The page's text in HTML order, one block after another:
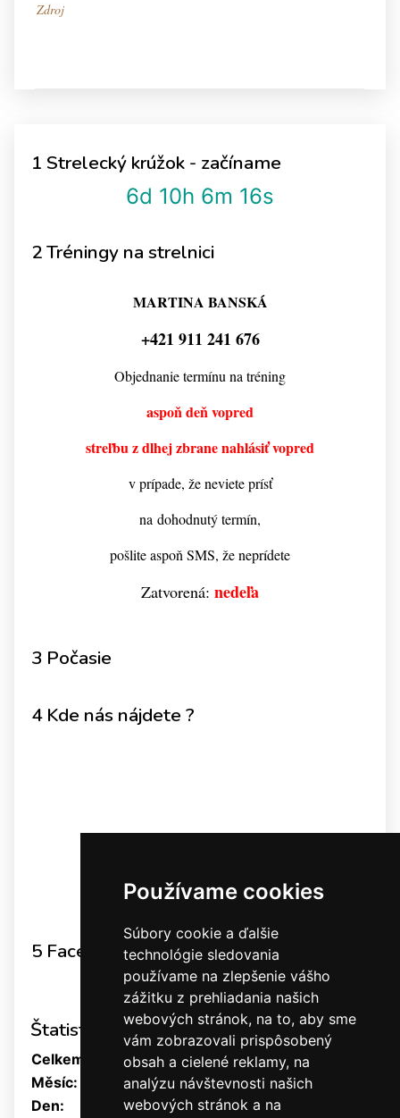
Používame cookies
Súbory cookie a ďalšie
technológie sledovania
používame na zlepšenie vášho
zážitku z prehliadania našich
webových stránok, na to, aby sme
vám zobrazovali prispôsobený
obsah a cielené reklamy, na
analýzu návštevnosti našich
webových stránok a na
Zdroj
1 Strelecký krúžok - začíname
6d 10h 6m 15s
2 Tréningy na strelnici
MARTINA BANSKÁ
+421 911 241 676
Objednanie termínu na tréning
aspoň deň vopred
streľbu z dlhej zbrane nahlásiť vopred
v prípade, že neviete prísť
na dohodnutý termín,
pošlite aspoň SMS, že neprídete
Zatvorená: nedeľa
3 Počasie
4 Kde nás nájdete ?
5 Facebook
FACEBOOK
Štatistiky
Celkem:
1457073
Měsíc:
14745
Den:
650